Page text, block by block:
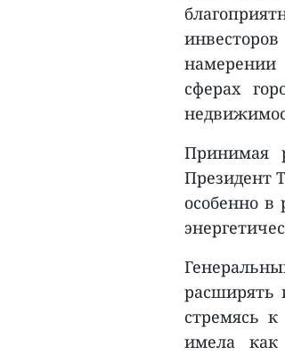
сферах
Принимая
Президент
особенно в
расширять
стремясь
имела